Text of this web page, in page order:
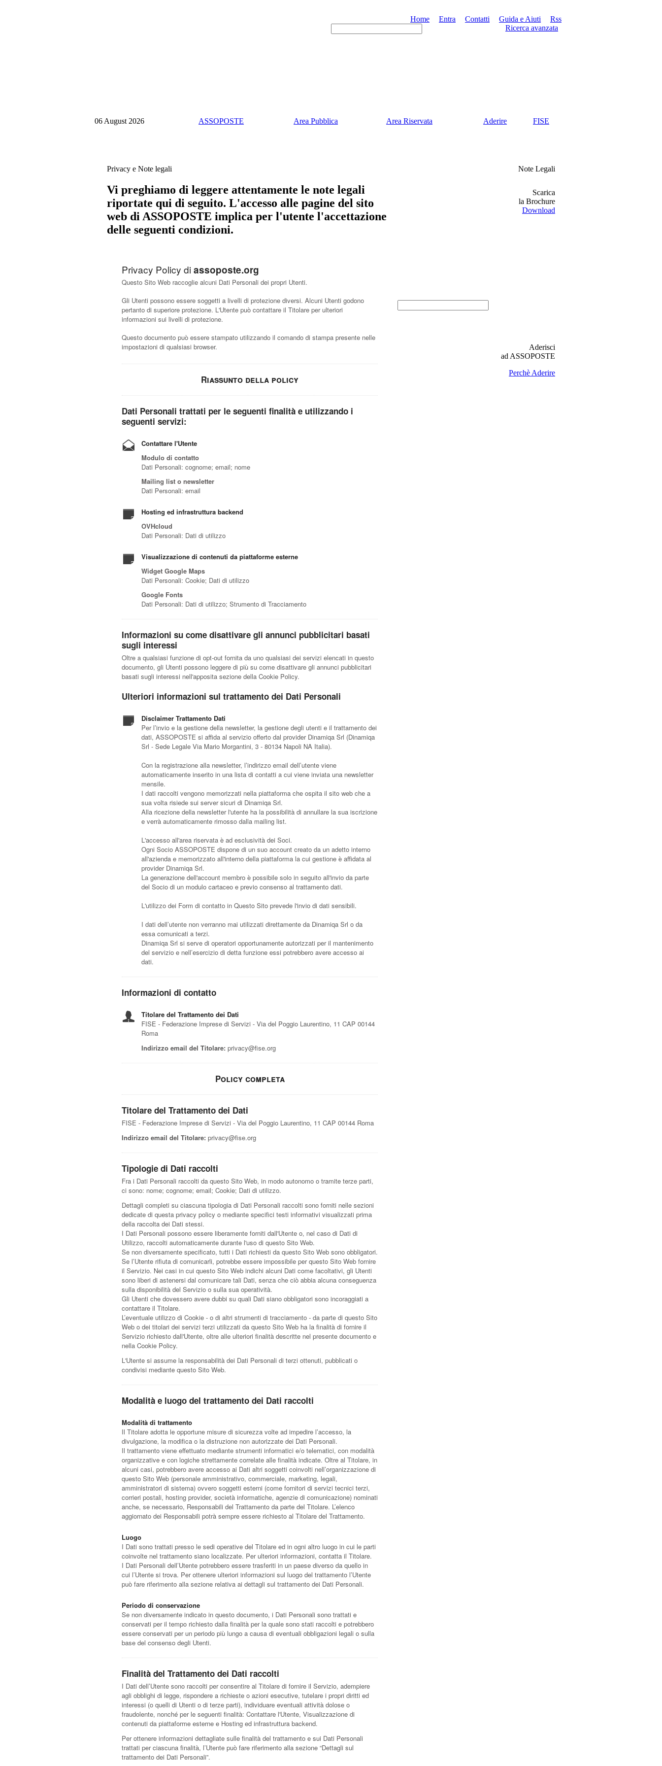
Home Entra Contatti Guida e Aiuti
Rss
Ricerca avanzata
06 August 2026 ASSOPOSTE Area Pubblica Area Riservata Aderire FISE
Privacy e Note legali
Vi preghiamo di leggere attentamente le note legali
riportate qui di seguito. L'accesso alle pagine del sito
web di ASSOPOSTE implica per l'utente l'accettazione
delle seguenti condizioni.
Privacy Policy di assoposte.org
Questo Sito Web raccoglie alcuni Dati Personali dei propri Utenti.
Gli Utenti possono essere soggetti a livelli di protezione diversi. Alcuni Utenti godono
pertanto di superiore protezione. L'Utente può contattare il Titolare per ulteriori
informazioni sui livelli di protezione.
Questo documento può essere stampato utilizzando il comando di stampa presente nelle
impostazioni di qualsiasi browser.
Riassunto della policy
Dati Personali trattati per le seguenti finalità e utilizzando i
seguenti servizi:
Contattare l'Utente
Modulo di contatto
Dati Personali: cognome; email; nome
Mailing list o newsletter
Dati Personali: email
Hosting ed infrastruttura backend
OVHcloud
Dati Personali: Dati di utilizzo
Visualizzazione di contenuti da piattaforme esterne
Widget Google Maps
Dati Personali: Cookie; Dati di utilizzo
Google Fonts
Dati Personali: Dati di utilizzo; Strumento di Tracciamento
Informazioni su come disattivare gli annunci pubblicitari basati
sugli interessi
Oltre a qualsiasi funzione di opt-out fornita da uno qualsiasi dei servizi elencati in questo
documento, gli Utenti possono leggere di più su come disattivare gli annunci pubblicitari
basati sugli interessi nell'apposita sezione della Cookie Policy.
Ulteriori informazioni sul trattamento dei Dati Personali
Disclaimer Trattamento Dati
Per l’invio e la gestione della newsletter, la gestione degli utenti e il trattamento dei
dati, ASSOPOSTE si affida al servizio offerto dal provider Dinamiqa Srl (Dinamiqa
Srl - Sede Legale Via Mario Morgantini, 3 - 80134 Napoli NA Italia).
Con la registrazione alla newsletter, l’indirizzo email dell’utente viene
automaticamente inserito in una lista di contatti a cui viene inviata una newsletter
mensile.
I dati raccolti vengono memorizzati nella piattaforma che ospita il sito web che a
sua volta risiede sui server sicuri di Dinamiqa Srl.
Alla ricezione della newsletter l'utente ha la possibilità di annullare la sua iscrizione
e verrà automaticamente rimosso dalla mailing list.
L'accesso all'area riservata è ad esclusività dei Soci.
Ogni Socio ASSOPOSTE dispone di un suo account creato da un adetto interno
all'azienda e memorizzato all'interno della piattaforma la cui gestione è affidata al
provider Dinamiqa Srl.
La generazione dell'account membro è possibile solo in seguito all'invio da parte
del Socio di un modulo cartaceo e previo consenso al trattamento dati.
L'utilizzo dei Form di contatto in Questo Sito prevede l'invio di dati sensibili.
I dati dell’utente non verranno mai utilizzati direttamente da Dinamiqa Srl o da
essa comunicati a terzi.
Dinamiqa Srl si serve di operatori opportunamente autorizzati per il mantenimento
del servizio e nell’esercizio di detta funzione essi potrebbero avere accesso ai
dati.
Informazioni di contatto
Titolare del Trattamento dei Dati
FISE - Federazione Imprese di Servizi - Via del Poggio Laurentino, 11 CAP 00144
Roma
Indirizzo email del Titolare: privacy@fise.org
Policy completa
Titolare del Trattamento dei Dati
FISE - Federazione Imprese di Servizi - Via del Poggio Laurentino, 11 CAP 00144 Roma
Indirizzo email del Titolare: privacy@fise.org
Tipologie di Dati raccolti
Fra i Dati Personali raccolti da questo Sito Web, in modo autonomo o tramite terze parti,
ci sono: nome; cognome; email; Cookie; Dati di utilizzo.
Dettagli completi su ciascuna tipologia di Dati Personali raccolti sono forniti nelle sezioni
dedicate di questa privacy policy o mediante specifici testi informativi visualizzati prima
della raccolta dei Dati stessi.
I Dati Personali possono essere liberamente forniti dall'Utente o, nel caso di Dati di
Utilizzo, raccolti automaticamente durante l'uso di questo Sito Web.
Se non diversamente specificato, tutti i Dati richiesti da questo Sito Web sono obbligatori.
Se l’Utente rifiuta di comunicarli, potrebbe essere impossibile per questo Sito Web fornire
il Servizio. Nei casi in cui questo Sito Web indichi alcuni Dati come facoltativi, gli Utenti
sono liberi di astenersi dal comunicare tali Dati, senza che ciò abbia alcuna conseguenza
sulla disponibilità del Servizio o sulla sua operatività.
Gli Utenti che dovessero avere dubbi su quali Dati siano obbligatori sono incoraggiati a
contattare il Titolare.
L’eventuale utilizzo di Cookie - o di altri strumenti di tracciamento - da parte di questo Sito
Web o dei titolari dei servizi terzi utilizzati da questo Sito Web ha la finalità di fornire il
Servizio richiesto dall'Utente, oltre alle ulteriori finalità descritte nel presente documento e
nella Cookie Policy.
L'Utente si assume la responsabilità dei Dati Personali di terzi ottenuti, pubblicati o
condivisi mediante questo Sito Web.
Modalità e luogo del trattamento dei Dati raccolti
Modalità di trattamento
Il Titolare adotta le opportune misure di sicurezza volte ad impedire l’accesso, la
divulgazione, la modifica o la distruzione non autorizzate dei Dati Personali.
Il trattamento viene effettuato mediante strumenti informatici e/o telematici, con modalità
organizzative e con logiche strettamente correlate alle finalità indicate. Oltre al Titolare, in
alcuni casi, potrebbero avere accesso ai Dati altri soggetti coinvolti nell’organizzazione di
questo Sito Web (personale amministrativo, commerciale, marketing, legali,
amministratori di sistema) ovvero soggetti esterni (come fornitori di servizi tecnici terzi,
corrieri postali, hosting provider, società informatiche, agenzie di comunicazione) nominati
anche, se necessario, Responsabili del Trattamento da parte del Titolare. L’elenco
aggiornato dei Responsabili potrà sempre essere richiesto al Titolare del Trattamento.
Luogo
I Dati sono trattati presso le sedi operative del Titolare ed in ogni altro luogo in cui le parti
coinvolte nel trattamento siano localizzate. Per ulteriori informazioni, contatta il Titolare.
I Dati Personali dell’Utente potrebbero essere trasferiti in un paese diverso da quello in
cui l’Utente si trova. Per ottenere ulteriori informazioni sul luogo del trattamento l’Utente
può fare riferimento alla sezione relativa ai dettagli sul trattamento dei Dati Personali.
Periodo di conservazione
Se non diversamente indicato in questo documento, i Dati Personali sono trattati e
conservati per il tempo richiesto dalla finalità per la quale sono stati raccolti e potrebbero
essere conservati per un periodo più lungo a causa di eventuali obbligazioni legali o sulla
base del consenso degli Utenti.
Finalità del Trattamento dei Dati raccolti
I Dati dell’Utente sono raccolti per consentire al Titolare di fornire il Servizio, adempiere
agli obblighi di legge, rispondere a richieste o azioni esecutive, tutelare i propri diritti ed
interessi (o quelli di Utenti o di terze parti), individuare eventuali attività dolose o
fraudolente, nonché per le seguenti finalità: Contattare l'Utente, Visualizzazione di
contenuti da piattaforme esterne e Hosting ed infrastruttura backend.
Per ottenere informazioni dettagliate sulle finalità del trattamento e sui Dati Personali
trattati per ciascuna finalità, l’Utente può fare riferimento alla sezione “Dettagli sul
trattamento dei Dati Personali”.
Note Legali
Scarica
la Brochure
Download
Aderisci
ad ASSOPOSTE
Perchè Aderire